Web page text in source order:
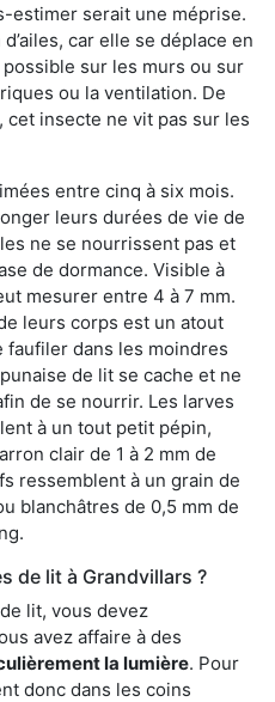
estimer serait une méprise.
car elle se déplace en
sur les murs ou sur
ou la ventilation. De
insecte ne vit pas sur les
entre cinq à six mois.
leurs durées de vie de
ne se nourrissent pas et
de dormance. Visible à
mesurer entre 4 à 7 mm.
leurs corps est un atout
faufiler dans les moindres
de lit se cache et ne
de se nourrir. Les larves
à un tout petit pépin,
clair de 1 à 2 mm de
ressemblent à un grain de
blanchâtres de 0,5 mm de
de lit à Grandvillars ?
lit, vous devez
avez affaire à des
la lumière. Pour
donc dans les coins